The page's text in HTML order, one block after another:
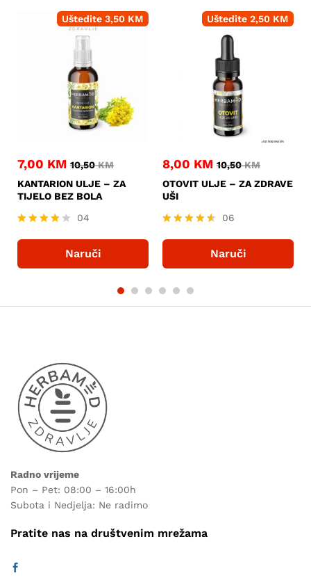
Uštedite 3,50 KM
7,00 KM 10,50KM
KANTARION ULJE – ZA
TIJELO BEZ BOLA
o
od 5
04
Naruči
Uštedite 2,50 KM
8,00 KM 10,50KM
OTOVIT ULJE – ZA ZDRAVE
UŠI
4.50
06
Naruči
Radno vrijeme
Pon – Pet: 08:00 – 16:00h
Subota i Nedjelja: Ne radimo
Pratite nas na društvenim mrežama